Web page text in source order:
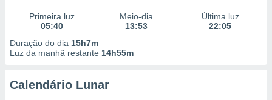
Primeira luz
05:40
Meio-dia
13:53
Última luz
22:05
Duração do dia 15h7m
Luz da manhã restante 14h55m
Calendário Lunar